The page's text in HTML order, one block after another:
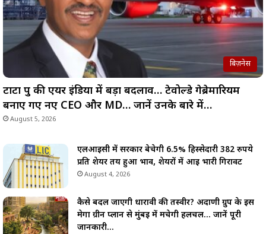
बिज़नेस
टाटा ग्रुप की एयर इंडिया में बड़ा बदलाव… टेवोल्डे गेब्रेमारियम
बनाए गए नए CEO और MD… जानें उनके बारे में…
August 5, 2026
एलआईसी में सरकार बेचेगी 6.5% हिस्सेदारी 382 रुपये
प्रति शेयर तय हुआ भाव, शेयरों में आई भारी गिरावट
August 4, 2026
कैसे बदल जाएगी धारावी की तस्वीर? अदाणी ग्रुप के इस
मेगा ग्रीन प्लान से मुंबई में मचेगी हलचल… जानें पूरी
जानकारी…